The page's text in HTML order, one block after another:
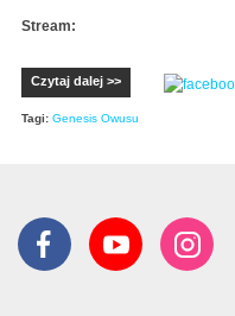
Stream:
Czytaj dalej >>
Tagi: Genesis Owusu